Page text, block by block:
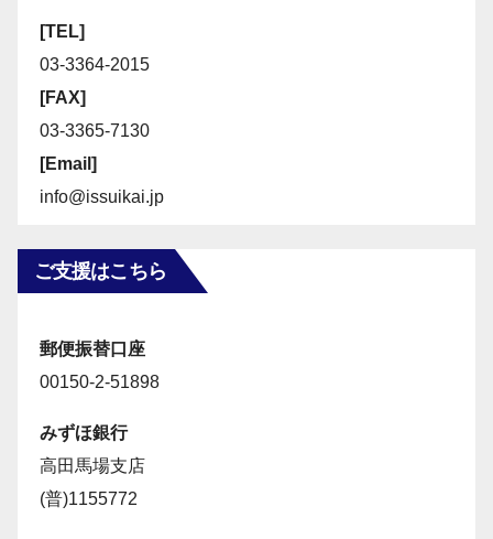
[TEL]
03-3364-2015
[FAX]
03-3365-7130
[Email]
info@issuikai.jp
ご支援はこちら
郵便振替口座
00150-2-51898
みずほ銀行
高田馬場支店
(普)1155772